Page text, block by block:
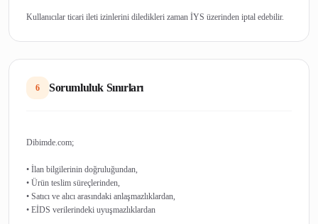
6 Sorumluluk Sınırları
Dibimde.com;
• İlan bilgilerinin doğruluğundan,
• Ürün teslim süreçlerinden,
• Satıcı ve alıcı arasındaki anlaşmazlıklardan,
• EİDS verilerindeki uyuşmazlıklardan